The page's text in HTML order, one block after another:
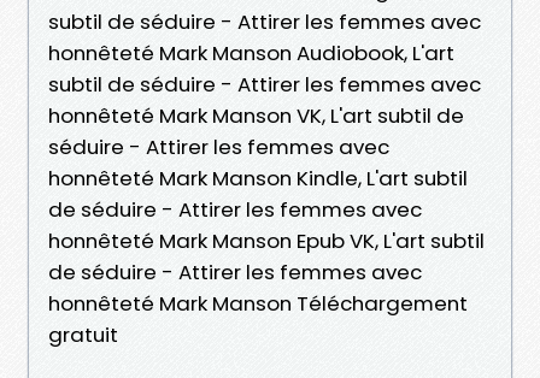
subtil de séduire - Attirer les femmes avec
honnêteté Mark Manson Audiobook, L'art
subtil de séduire - Attirer les femmes avec
honnêteté Mark Manson VK, L'art subtil de
séduire - Attirer les femmes avec
honnêteté Mark Manson Kindle, L'art subtil
de séduire - Attirer les femmes avec
honnêteté Mark Manson Epub VK, L'art subtil
de séduire - Attirer les femmes avec
honnêteté Mark Manson Téléchargement
gratuit